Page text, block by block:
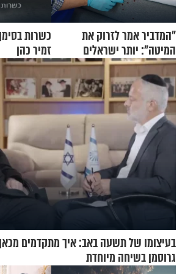
"המדביר אמר לזרוק את
המיטה": יותר ישראלים
מדווחים על מכת פשפשי
המיטה
כשרות
זמיר כהן
בעיצומו של תשעה באב: איך מתקדמים
גרוסמן בשיחה מיוחדת